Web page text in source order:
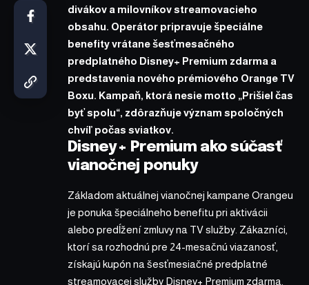
divákov a milovníkov streamovacieho
obsahu. Operátor pripravuje špeciálne
benefity vrátane šesťmesačného
predplatného Disney+ Premium zdarma a
predstavenia nového prémiového Orange TV
Boxu. Kampaň, ktorá nesie motto „Prišiel čas
byť spolu“, zdôrazňuje význam spoločných
chvíľ počas sviatkov.
Disney+ Premium ako súčasť
vianočnej ponuky
Základom aktuálnej vianočnej kampane Orangeu
je ponuka špeciálneho benefitu pri aktivácii
alebo predĺžení zmluvy na TV služby. Zákazníci,
ktorí sa rozhodnú pre 24-mesačnú viazanosť,
získajú kupón na šesťmesiačné predplatné
streamovacej služby Disney+ Premium zdarma.